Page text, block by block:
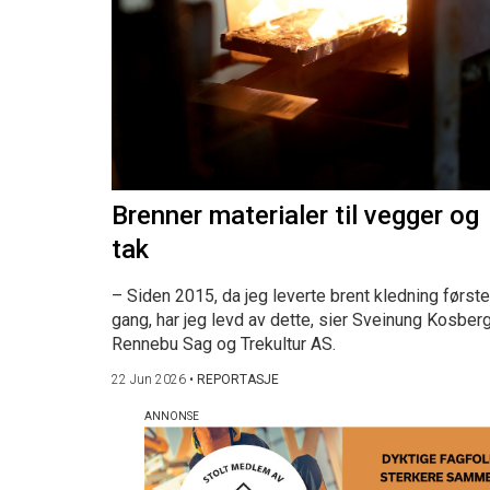
Brenner materialer til vegger og
tak
– Siden 2015, da jeg leverte brent kledning første
gang, har jeg levd av dette, sier Sveinung
Rennebu Sag og Trekultur AS.
22 Jun 2026 • REPORTASJE